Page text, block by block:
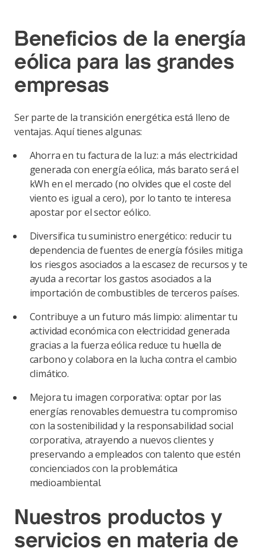
Beneficios de la energía
eólica para las grandes
empresas
Ser parte de la transición energética está lleno de
ventajas. Aquí tienes algunas:
Ahorra en tu factura de la luz: a más electricidad
generada con energía eólica, más barato será el
kWh en el mercado (no olvides que el coste del
viento es igual a cero), por lo tanto te interesa
apostar por el sector eólico.
Diversifica tu suministro energético: reducir tu
dependencia de fuentes de energía fósiles mitiga
los riesgos asociados a la escasez de recursos y te
ayuda a recortar los gastos asociados a la
importación de combustibles de terceros países.
Contribuye a un futuro más limpio: alimentar tu
actividad económica con electricidad generada
gracias a la fuerza eólica reduce tu huella de
carbono y colabora en la lucha contra el cambio
climático.
Mejora tu imagen corporativa: optar por las
energías renovables demuestra tu compromiso
con la sostenibilidad y la responsabilidad social
corporativa, atrayendo a nuevos clientes y
preservando a empleados con talento que estén
concienciados con la problemática
medioambiental.
Nuestros productos y
servicios en materia de